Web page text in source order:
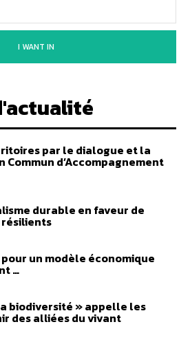
I WANT IN
par le dialogue et la
d’Accompagnement
durable en faveur de
pour un modèle économique
…
la biodiversité » appelle les
des alliées du vivant